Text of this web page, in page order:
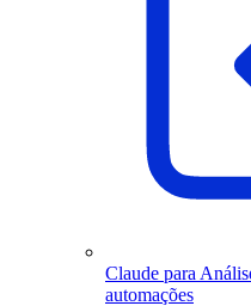
Claude para
automações